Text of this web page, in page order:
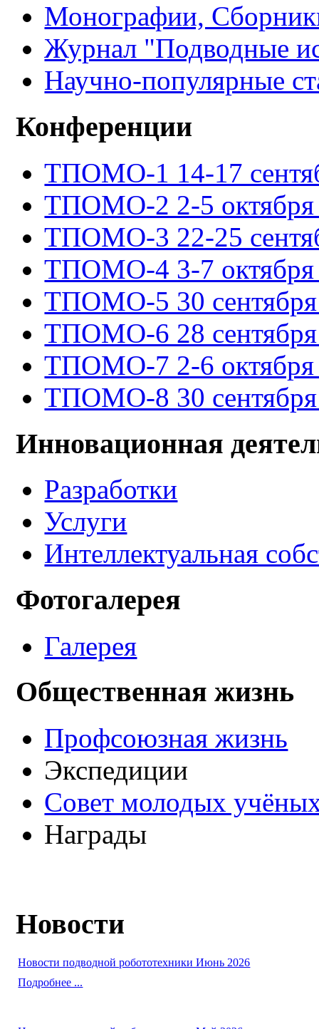
Монографии,
Журнал "Подводные
Научно-популярные
Конференции
ТПОМО-1 14-17
ТПОМО-2 2-5 октября
ТПОМО-3 22-25
ТПОМО-4 3-7 октября
ТПОМО-5 30 сентября
ТПОМО-6 28 сентября
ТПОМО-7 2-6 октября
ТПОМО-8 30 сентября
Инновационная
Разработки
Услуги
Интеллектуальная
Фотогалерея
Галерея
Общественная жизнь
Профсоюзная жизнь
Экспедиции
Совет молодых
Награды
Новости
Новости подводной робототехники Июнь 2026
Подробнее ...